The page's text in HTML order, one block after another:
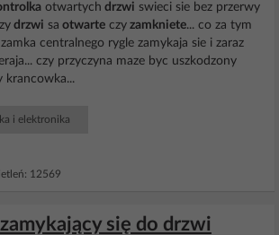
otwartych drzwi swieci sie bez przerwy
drzwi sa otwarte czy zamkniete... co za tym
zamka centralnego rygle zamykaja sie i zaraz
czy przyczyna maze byc uszkodzony
krancowka...
i elektronika
12569
się do drzwi